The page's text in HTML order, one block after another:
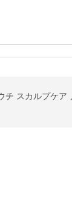
チ スカルプケ